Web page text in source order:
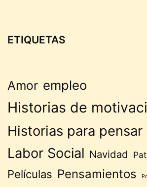
ETIQUETAS
Amor empleo
Historias de
Historias para pensar
Labor Social Navidad
Películas Pensamientos